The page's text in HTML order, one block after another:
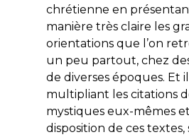
chrétienne en
manière très claire les
orientations que l’on
un peu partout, chez
de diverses époques. Et
multipliant les citations
mystiques eux-mêmes
disposition de ces